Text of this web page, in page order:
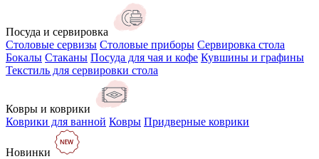
Посуда и сервировка
Столовые сервизы Столовые приборы Сервировка стола
Бокалы Стаканы Посуда для чая и кофе Кувшины и графины
Текстиль для сервировки стола
Ковры и коврики
Коврики для ванной Ковры Придверные коврики
Новинки